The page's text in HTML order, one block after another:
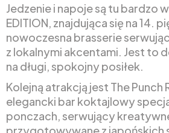
Jedzenie i napoje są tu bardzo
EDITION, znajdująca się na 14.
nowoczesna brasserie
z lokalnymi akcentami. Jest to
na długi, spokojny posiłek.
Kolejną atrakcją jest The Punch
elegancki bar koktajlowy
ponczach, serwujący
przygotowywane z japońskich